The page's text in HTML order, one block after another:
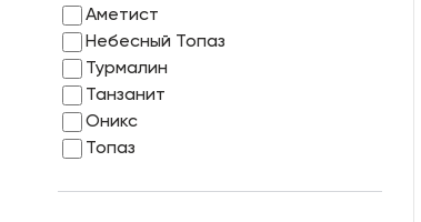
Аметист
Небесный Топаз
Турмалин
Танзанит
Оникс
Топаз